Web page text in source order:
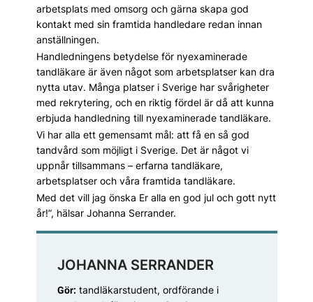
JOHANNA SERRANDER
Gör: tandläkarstudent, ordförande i
arbetsplats med omsorg och gärna skapa god
kontakt med sin framtida handledare redan innan
anställningen.
Handledningens betydelse för nyexaminerade
tandläkare är även något som arbetsplatser kan dra
nytta utav. Många platser i Sverige har svårigheter
med rekrytering, och en riktig fördel är då att kunna
erbjuda handledning till nyexaminerade tandläkare.
Vi har alla ett gemensamt mål: att få en så god
tandvård som möjligt i Sverige. Det är något vi
uppnår tillsammans – erfarna tandläkare,
arbetsplatser och våra framtida tandläkare.
Med det vill jag önska Er alla en god jul och gott nytt
år!”, hälsar Johanna Serrander.